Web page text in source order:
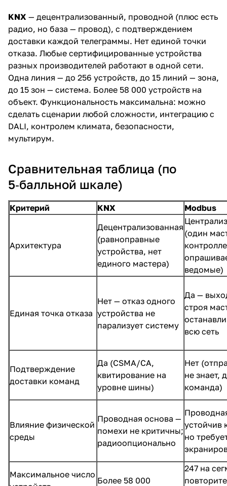
KNX — децентрализованный, проводной (плюс есть
радио, но база — провод), с подтверждением
доставки каждой телеграммы. Нет единой точки
отказа. Любые сертифицированные устройства
разных производителей работают в одной сети.
Одна линия — до 256 устройств, до 15 линий — зона,
до 15 зон — система. Более 58 000 устройств на
объект. Функциональность максимальна: можно
сделать сценарии любой сложности, интеграцию с
DALI, контролем климата, безопасности,
мультирум.
Сравнительная таблица (по
5‑балльной шкале)
Критерий KNX Modbus
Архитектура
Децентрализованная
(равноправные
устройства, нет
единого мастера)
(один
ведомые)
Единая точка отказа
Нет — отказ одного
устройства не
парализует систему
Да —
строя
всю сеть
Подтверждение
доставки команд
Да (CSMA/CA,
квитирование на
уровне шины)
Нет
не знает,
команда)
Влияние физической
среды
Проводная основа —
помехи не критичны;
радиоопционально
устойчив
но
Максимальное число
Более 58 000
247 на